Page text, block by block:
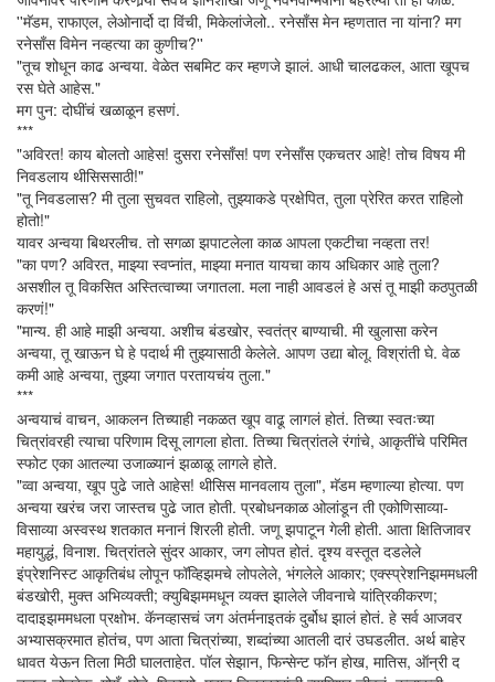
''मॅडम, राफाएल, लेओनार्दो दा विंची, मिकेलांजेलो.. रनेसाँस मेन म्हणतात ना यांना? मग
रनेसाँस विमेन नव्हत्या का कुणीच?''
"तूच शोधून काढ अन्वया. वेळेत सबमिट कर म्हणजे झालं. आधी चालढकल, आता खूपच
रस घेते आहेस."
मग पुन: दोघींचं खळाळून हसणं.
***
"अविरत! काय बोलतो आहेस! दुसरा रनेसाँस! पण रनेसाँस एकचतर आहे! तोच विषय मी
निवडलाय थीसिससाठी!"
"तू निवडलास? मी तुला सुचवत राहिलो, तुझ्याकडे प्रक्षेपित, तुला प्रेरित करत राहिलो
होतो!"
यावर अन्वया बिथरलीच. तो सगळा झपाटलेला काळ आपला एकटीचा नव्हता तर!
"का पण? अविरत, माझ्या स्वप्नांत, माझ्या मनात यायचा काय अधिकार आहे तुला?
असशील तू विकसित अस्तित्वाच्या जगातला. मला नाही आवडलं हे असं तू माझी कठपुतळी
करणं!"
"मान्य. ही आहे माझी अन्वया. अशीच बंडखोर, स्वतंत्र बाण्याची. मी खुलासा करेन
अन्वया, तू खाऊन घे हे पदार्थ मी तुझ्यासाठी केलेले. आपण उद्या बोलू. विश्रांती घे. वेळ
कमी आहे अन्वया, तुझ्या जगात परतायचंय तुला."
***
अन्वयाचं वाचन, आकलन तिच्याही नकळत खूप वाढू लागलं होतं. तिच्या स्वतःच्या
चित्रांवरही त्याचा परिणाम दिसू लागला होता. तिच्या चित्रांतले रंगांचे, आकृतींचे परिमित
स्फोट एका आतल्या उजाळ्यानं झळाळू लागले होते.
"व्वा अन्वया, खूप पुढे जाते आहेस! थीसिस मानवलाय तुला", मॅडम म्हणाल्या होत्या. पण
अन्वया खरंच जरा जास्तच पुढे जात होती. प्रबोधनकाळ ओलांडून ती एकोणिसाव्या-
विसाव्या अस्वस्थ शतकात मनानं शिरली होती. जणू झपाटून गेली होती. आता क्षितिजावर
महायुद्धं, विनाश. चित्रांतले सुंदर आकार, जग लोपत होतं. दृश्य वस्तूत दडलेले
इंप्रेशनिस्ट आकृतिबंध लोपून फॉव्हिझमचे लोपलेले, भंगलेले आकार; एक्स्प्रेशनिझममधली
बंडखोरी, मुक्त अभिव्यक्ती; क्युबिझममधून व्यक्त झालेले जीवनाचे यांत्रिकीकरण;
दादाइझममधला प्रक्षोभ. कॅनव्हासचं जग अंतर्मनाइतकं दुर्बोध झालं होतं. हे सर्व आजवर
अभ्यासक्रमात होतंच, पण आता चित्रांच्या, शब्दांच्या आतली दारं उघडलीत. अर्थ बाहेर
धावत येऊन तिला मिठी घालताहेत. पॉल सेझान, फिन्सेन्ट फॉन होख, मातिस, ऑन्री द